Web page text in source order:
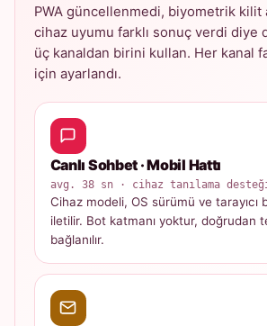
PWA güncellenmedi, biyometrik kilit
cihaz uyumu farklı sonuç verdi diye
üç kanaldan birini kullan. Her kanal
için ayarlandı.
Canlı Sohbet · Mobil Hattı
avg. 38 sn · cihaz tanılama
Cihaz modeli, OS sürümü ve tarayıcı
iletilir. Bot katmanı yoktur, doğrudan
bağlanılır.